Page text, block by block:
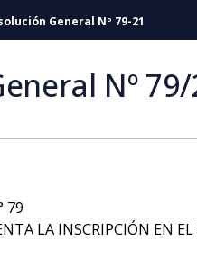
General Nº 79-21
Nº 79/
79
LA INSCRIPCIÓN EN